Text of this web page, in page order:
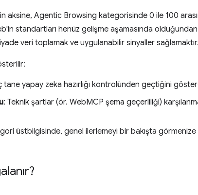
Agentic Browsing kategorisinde 0 ile 100
standartları henüz gelişme aşamasında
veri toplamak ve uygulanabilir sinyaller sağlamaktır.
tane yapay zeka hazırlığı kontrolünden geçtiğini
: Teknik şartlar (ör. WebMCP şema geçerliliği)
üstbilgisinde, genel ilerlemeyi bir bakışta görmenize